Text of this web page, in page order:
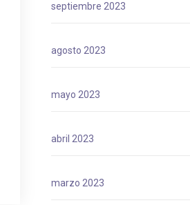
septiembre 2023
agosto 2023
mayo 2023
abril 2023
marzo 2023